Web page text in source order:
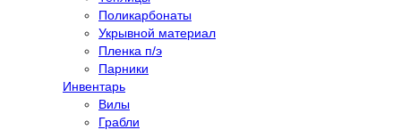
Поликарбонаты
Укрывной материал
Пленка п/э
Парники
Инвентарь
Вилы
Грабли